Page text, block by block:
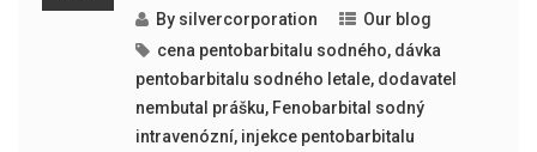
By silvercorporation
Our blog
cena pentobarbitalu sodného, dávka
pentobarbitalu sodného letale, dodavatel
nembutal prášku, Fenobarbital sodný
intravenózní, injekce pentobarbitalu